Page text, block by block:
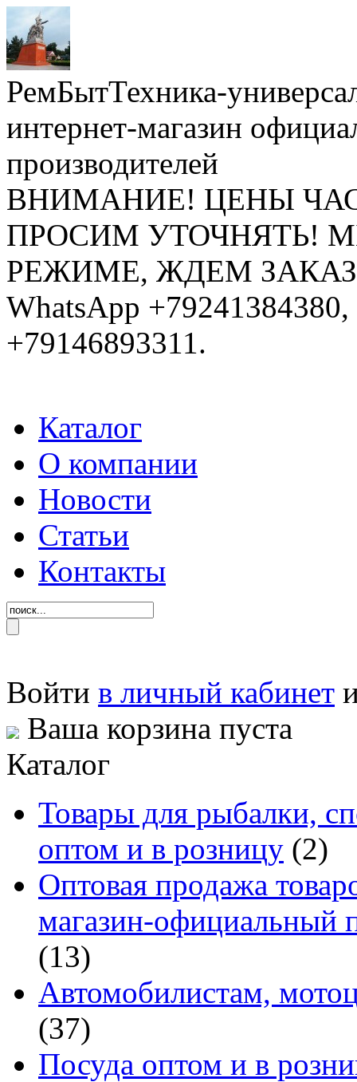
РемБытТехника-
интернет-магазин
производителей
ВНИМАНИЕ! ЦЕНЫ
ПРОСИМ УТОЧНЯТЬ!
РЕЖИМЕ, ЖДЕМ ЗАКАЗЫ:
WhatsApp
+79146893311.
Каталог
О компании
Новости
Статьи
Контакты
Войти в личный кабинет
Ваша корзина пуста
Каталог
Товары для рыбалки,
оптом и в розницу (2)
Оптовая продажа
магазин-официальный
(13)
Автомобилистам,
(37)
Посуда оптом и в